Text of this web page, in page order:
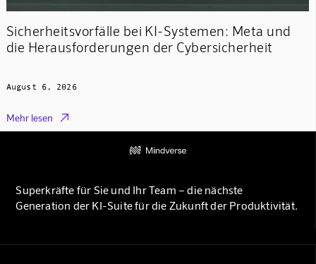
Sicherheitsvorfälle bei KI-Systemen: Meta und
die Herausforderungen der Cybersicherheit
August 6, 2026
Mehr lesen 
Superkräfte für Sie und Ihr Team – die nächste
Generation der KI-Suite für die Zukunft der Produktivität.